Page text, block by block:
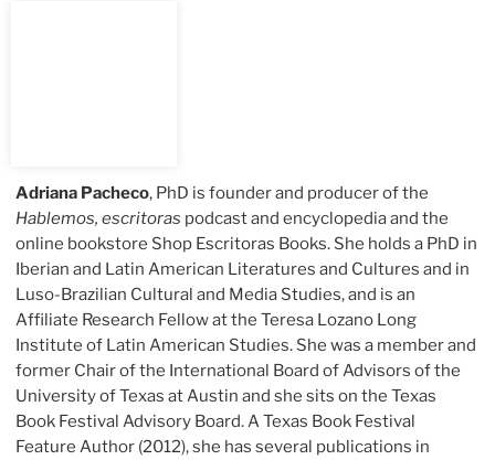
Adriana Pacheco, PhD is founder and producer of the
Hablemos, escritoras podcast and encyclopedia and the
online bookstore Shop Escritoras Books. She holds a PhD in
Iberian and Latin American Literatures and Cultures and in
Luso-Brazilian Cultural and Media Studies, and is an
Affiliate Research Fellow at the Teresa Lozano Long
Institute of Latin American Studies. She was a member and
former Chair of the International Board of Advisors of the
University of Texas at Austin and she sits on the Texas
Book Festival Advisory Board. A Texas Book Festival
Feature Author (2012), she has several publications in